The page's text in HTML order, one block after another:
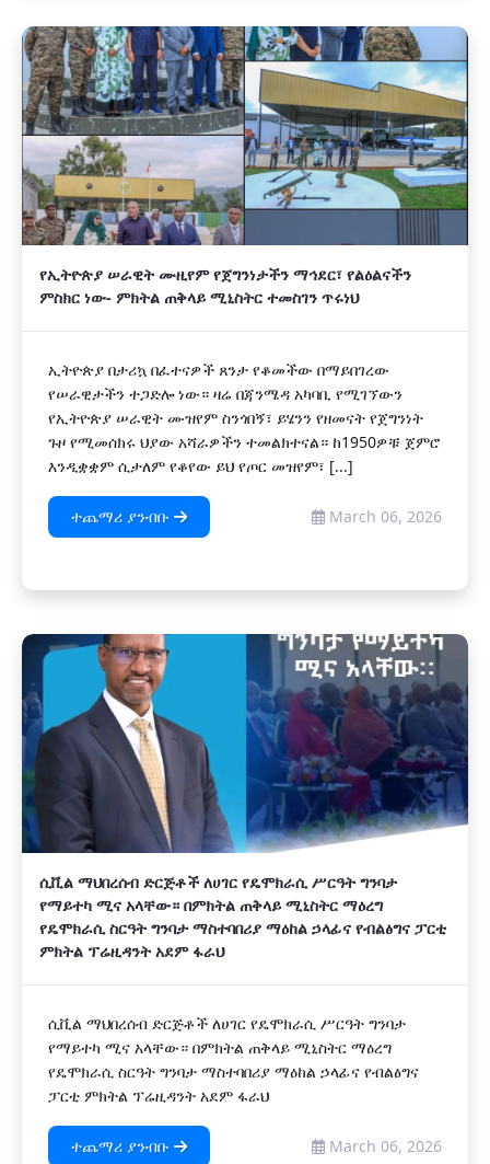
የኢትዮጵያ ሠራዊት ሙዚየም የጀግንነታችን ማኅደር፣ የልዕልናችን
ምስክር ነው- ምክትል ጠቅላይ ሚኒስትር ተመስገን ጥሩነህ
ኢትዮጵያ በታሪኳ በፈተናዎች ጸንታ የቆመችው በማይበገረው
የሠራዊታችን ተጋድሎ ነው። ዛሬ በጃንሜዳ አካባቢ የሚገኘውን
የኢትዮጵያ ሠራዊት ሙዝየም ስንጎበኝ፣ ይሄንን የዘመናት የጀግንነት
ጉዞ የሚመሰክሩ ህያው አሻራዎችን ተመልክተናል። ከ1950ዎቹ ጀምሮ
እንዲቋቋም ሲታለም የቆየው ይህ የጦር መዝየም፣ [...]
ተጨማሪ ያንብቡ March 06, 2026
ሲቪል ማህበረሰብ ድርጅቶች ለሀገር የዴሞክራሲ ሥርዓት ግንባታ
የማይተካ ሚና አላቸው። በምክትል ጠቅላይ ሚኒስትር ማዕረግ
የዴሞክራሲ ስርዓት ግንባታ ማስተባበሪያ ማዕከል ኃላፊና የብልፅግና ፓርቲ
ምክትል ፕሬዚዳንት አደም ፋራህ
ሲቪል ማህበረሰብ ድርጅቶች ለሀገር የዴሞክራሲ ሥርዓት ግንባታ
የማይተካ ሚና አላቸው። በምክትል ጠቅላይ ሚኒስትር ማዕረግ
የዴሞክራሲ ስርዓት ግንባታ ማስተባበሪያ ማዕከል ኃላፊና የብልፅግና
ፓርቲ ምክትል ፕሬዚዳንት አደም ፋራህ
ተጨማሪ ያንብቡ March 06, 2026